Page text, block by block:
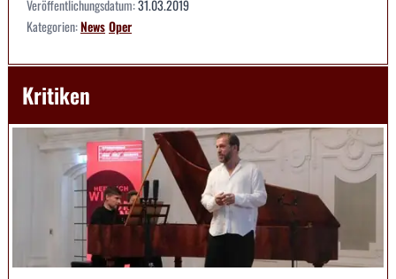
Veröffentlichungsdatum:31.03.2019
Kategorien:NewsOper
Kritiken